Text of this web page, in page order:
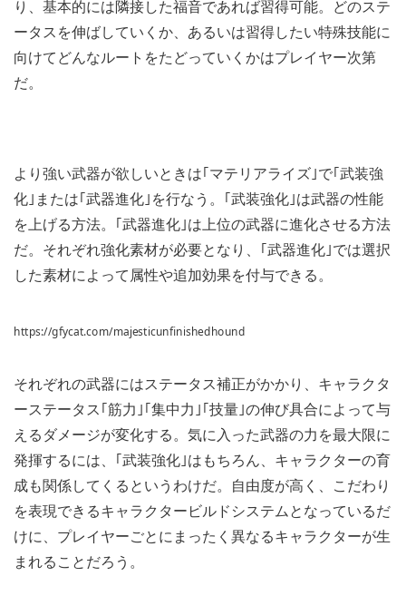
り、基本的には隣接した福音であれば習得可能。どのステ
ータスを伸ばしていくか、あるいは習得したい特殊技能に
向けてどんなルートをたどっていくかはプレイヤー次第
だ。
より強い武器が欲しいときは｢マテリアライズ｣で｢武装強
化｣または｢武器進化｣を行なう。｢武装強化｣は武器の性能
を上げる方法。｢武器進化｣は上位の武器に進化させる方法
だ。それぞれ強化素材が必要となり、｢武器進化｣では選択
した素材によって属性や追加効果を付与できる。
https://gfycat.com/majesticunfinishedhound
それぞれの武器にはステータス補正がかかり、キャラクタ
ーステータス｢筋力｣｢集中力｣｢技量｣の伸び具合によって与
えるダメージが変化する。気に入った武器の力を最大限に
発揮するには、｢武装強化｣はもちろん、キャラクターの育
成も関係してくるというわけだ。自由度が高く、こだわり
を表現できるキャラクタービルドシステムとなっているだ
けに、プレイヤーごとにまったく異なるキャラクターが生
まれることだろう。